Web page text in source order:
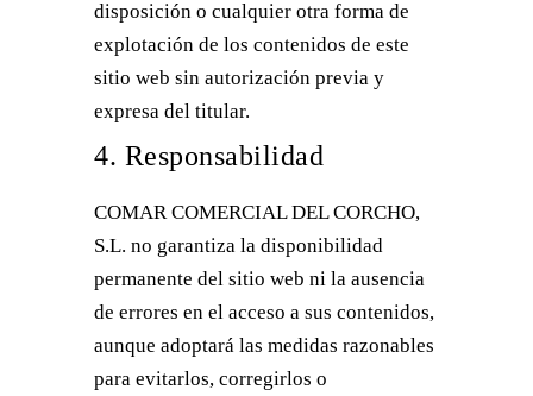
disposición o cualquier otra forma de
explotación de los contenidos de este
sitio web sin autorización previa y
expresa del titular.
4. Responsabilidad
COMAR COMERCIAL DEL CORCHO,
S.L. no garantiza la disponibilidad
permanente del sitio web ni la ausencia
de errores en el acceso a sus contenidos,
aunque adoptará las medidas razonables
para evitarlos, corregirlos o